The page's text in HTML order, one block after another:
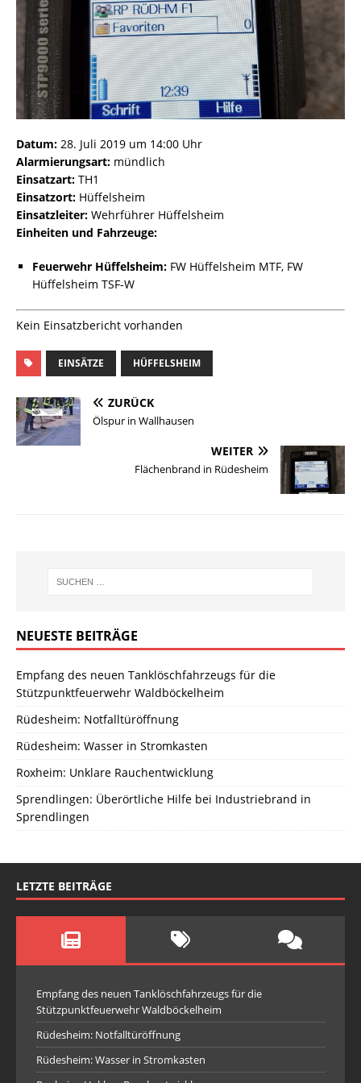
Datum: 28. Juli 2019 um 14:00 Uhr
Alarmierungsart: mündlich
Einsatzart: TH1
Einsatzort: Hüffelsheim
Einsatzleiter: Wehrführer Hüffelsheim
Einheiten und Fahrzeuge:
Feuerwehr Hüffelsheim: FW Hüffelsheim MTF, FW
Hüffelsheim TSF-W
Kein Einsatzbericht vorhanden
EINSÄTZE HÜFFELSHEIM
ZURÜCK
Ölspur in Wallhausen
WEITER
Flächenbrand in Rüdesheim
NEUESTE BEITRÄGE
Empfang des neuen Tanklöschfahrzeugs für die
Stützpunktfeuerwehr Waldböckelheim
Rüdesheim: Notfalltüröffnung
Rüdesheim: Wasser in Stromkasten
Roxheim: Unklare Rauchentwicklung
Sprendlingen: Überörtliche Hilfe bei Industriebrand in
Sprendlingen
LETZTE BEITRÄGE
Empfang des neuen Tanklöschfahrzeugs für die
Stützpunktfeuerwehr Waldböckelheim
Rüdesheim: Notfalltüröffnung
Rüdesheim: Wasser in Stromkasten